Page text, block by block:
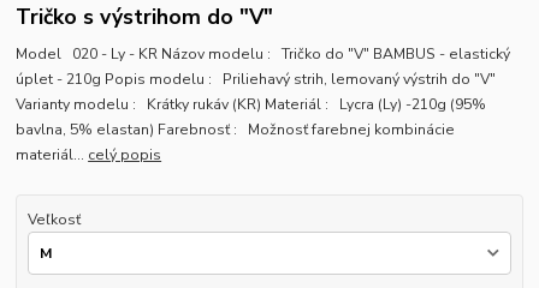
Tričko s výstrihom do "V"
Model 020 - Ly - KR Názov modelu : Tričko do "V" BAMBUS - elastický
úplet - 210g Popis modelu : Priliehavý strih, lemovaný výstrih do "V"
Varianty modelu : Krátky rukáv (KR) Materiál : Lycra (Ly) -210g (95%
bavlna, 5% elastan) Farebnosť : Možnosť farebnej kombinácie
materiál... celý popis
Veľkosť